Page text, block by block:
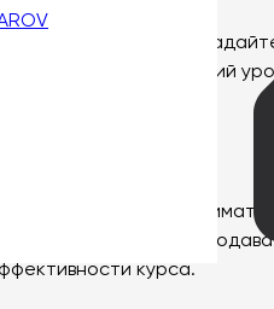
и потребностей.
свой опыт и текущий
программы.
внимание на
курса.